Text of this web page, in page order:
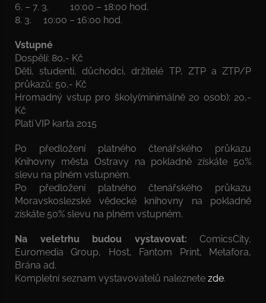
6. – 7. 3. 10:00 – 18:00 hod.
8. 3. 10:00 – 16:00 hod.
Vstupné
Dospělí: 80,- Kč
Děti, studenti, důchodci, držitelé TP, ZTP a ZTP/P
průkazů: 50,- Kč
Hromadný vstup pro školy(minimálně 20 osob): 20,-
Kč
Platí VIP karta 2015
Po předložení platného čtenářského průkazu
Knihovny města Ostravy na pokladně získáte 50%
slevu na plném vstupném.
Po předložení platného čtenářského průkazu
Moravskoslezské vědecké knihovny na pokladně
získáte 50% slevu na plném vstupném.
Na veletrhu budou vystavovat: ComicsCity,
Euromedia Group, Host, Fantom Print, Metafora,
Brána ad.
Kompletní seznam vystavovatelů naleznete zde.